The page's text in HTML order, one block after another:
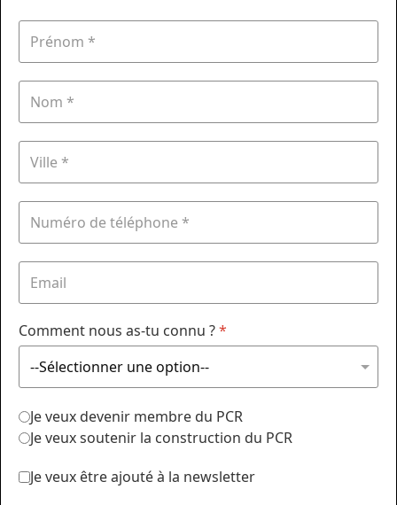
Comment nous as-tu connu ?*
Je veux devenir membre du PCR
Je veux soutenir la construction du PCR
Je veux être ajouté à la newsletter